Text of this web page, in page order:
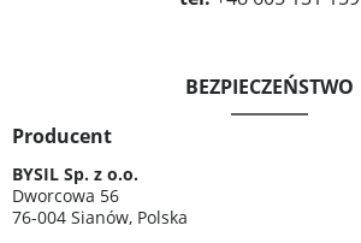
BEZPIECZEŃSTWO
Producent
BYSIL Sp. z o.o.
Dworcowa 56
76-004 Sianów, Polska